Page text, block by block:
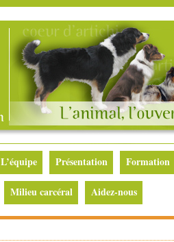
L’équipe Présentation Formation
Milieu carcéral Aidez-nous